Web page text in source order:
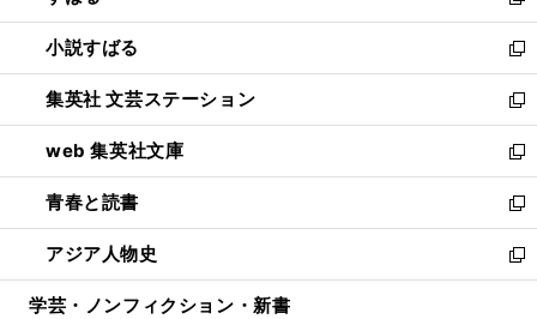
開
く
ウ
で
開
く
し
い
ウ
ィ
ン
ド
ウ
で
開
く
小説すばる
新
し
い
ウ
ィ
ン
ド
ウ
で
開
集英社 文芸ステーション
新
し
い
ウ
ィ
ン
ド
ウ
web 集英社文庫
新
し
い
ウ
ィ
ン
青春と読書
新
し
い
ウ
アジア人物史
新
し
学芸・ノンフィクション・新書